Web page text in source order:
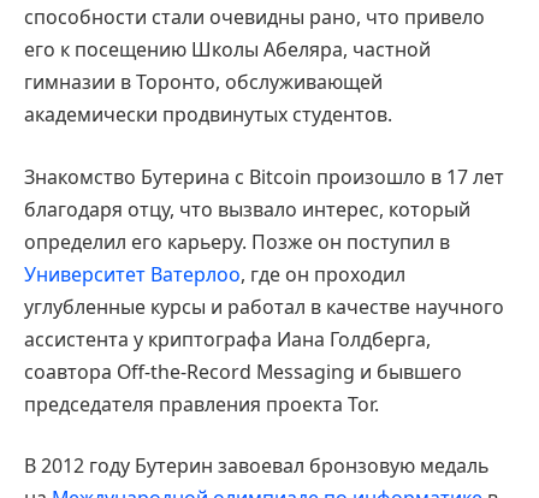
способности стали очевидны рано, что привело
его к посещению Школы Абеляра, частной
гимназии в Торонто, обслуживающей
академически продвинутых студентов.
Знакомство Бутерина с Bitcoin произошло в 17 лет
благодаря отцу, что вызвало интерес, который
определил его карьеру. Позже он поступил в
Университет Ватерлоо, где он проходил
углубленные курсы и работал в качестве научного
ассистента у криптографа Иана Голдберга,
соавтора Off-the-Record Messaging и бывшего
председателя правления проекта Tor.
В 2012 году Бутерин завоевал бронзовую медаль